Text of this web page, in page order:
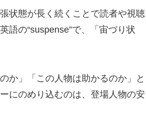
状態が長く続くことで読者や視聴
語の“suspense”で、「宙づり状
か」「この人物は助かるのか」と
にのめり込むのは、登場人物の安